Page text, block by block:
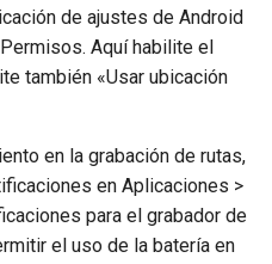
de ajustes de Android
Aquí habilite el
también «Usar ubicación
en la grabación de rutas,
en Aplicaciones >
para el grabador de
el uso de la batería en